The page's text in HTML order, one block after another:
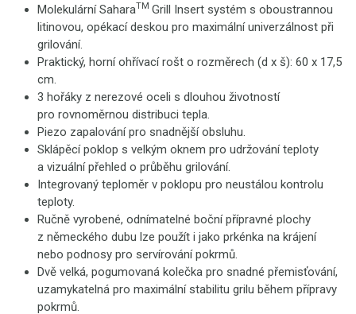
Molekulární SaharaTM Grill Insert systém s oboustrannou
litinovou, opékací deskou pro maximální univerzálnost při
grilování.
Praktický, horní ohřívací rošt o rozměrech (d x š): 60 x 17,5
cm.
3 hořáky z nerezové oceli s dlouhou životností
pro rovnoměrnou distribuci tepla.
Piezo zapalování pro snadnější obsluhu.
Sklápěcí poklop s velkým oknem pro udržování teploty
a vizuální přehled o průběhu grilování.
Integrovaný teploměr v poklopu pro neustálou kontrolu
teploty.
Ručně vyrobené, odnímatelné boční přípravné plochy
z německého dubu lze použít i jako prkénka na krájení
nebo podnosy pro servírování pokrmů.
Dvě velká, pogumovaná kolečka pro snadné přemisťování,
uzamykatelná pro maximální stabilitu grilu během přípravy
pokrmů.